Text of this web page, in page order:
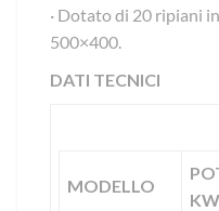
· Dotato di 20 ripiani
500×400.
DATI TECNICI
MODELLO
KW